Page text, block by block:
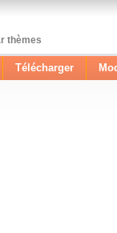
thèmes
Télécharger